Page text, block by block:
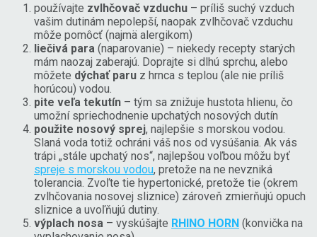
používajte zvlhčovač vzduchu – príliš suchý vzduch
vašim dutinám nepolepší, naopak zvlhčovač vzduchu
môže pomôcť (najmä alergikom)
liečivá para (naparovanie) – niekedy recepty starých
mám naozaj zaberajú. Doprajte si dlhú sprchu, alebo
môžete dýchať paru z hrnca s teplou (ale nie príliš
horúcou) vodou.
pite veľa tekutín – tým sa znižuje hustota hlienu, čo
umožní spriechodnenie upchatých nosových dutín
použite nosový sprej, najlepšie s morskou vodou.
Slaná voda totiž ochráni váš nos od vysúšania. Ak vás
trápi „stále upchatý nos“, najlepšou voľbou môžu byť
spreje s morskou vodou, pretože na ne nevzniká
tolerancia. Zvoľte tie hypertonické, pretože tie (okrem
zvlhčovania nosovej sliznice) zároveň zmierňujú opuch
sliznice a uvoľňujú dutiny.
výplach nosa – vyskúšajte RHINO HORN (konvička na